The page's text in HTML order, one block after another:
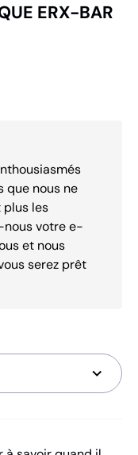
ERX-BAR
que nous ne
les
nous votre e-
et nous
serez prêt